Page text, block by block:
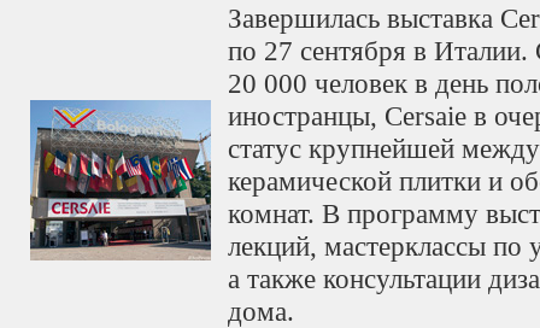
Завершилась выставка
по 27 сентября в
20 000 человек в день
иностранцы, Cersaie в
статус крупнейшей
керамической плитки и
комнат. В программу
лекций, мастерклассы по
а также консультации
дома.